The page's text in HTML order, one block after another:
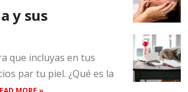
y sus
que incluyas en tus
par tu piel. ¿Qué es la